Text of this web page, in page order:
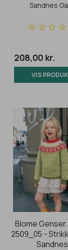
Sandnes
208,00 kr.
VIS
Blome Genser
2509_05 -
Sandnes